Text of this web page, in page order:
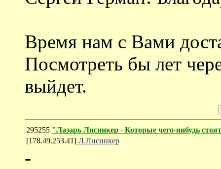
Время нам с Вами
Посмотреть бы лет
выйдет.
295255 "Лазарь Лисинкер - Которые чего-нибудь
[178.49.253.41] Л.Лисинкер
-